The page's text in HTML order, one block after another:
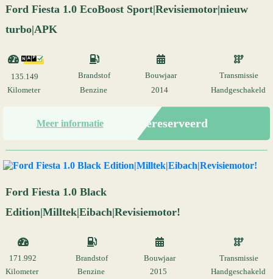
Ford Fiesta 1.0 EcoBoost Sport|Revisiemotor|nieuw
turbo|APK
135.149
Kilometer
Brandstof
Benzine
Bouwjaar
2014
Transmissie
Handgeschakeld
Meer informatie Gereserveerd
Ford Fiesta 1.0 Black
Edition|Milltek|Eibach|Revisiemotor!
171.992
Kilometer
Brandstof
Benzine
Bouwjaar
2015
Transmissie
Handgeschakeld